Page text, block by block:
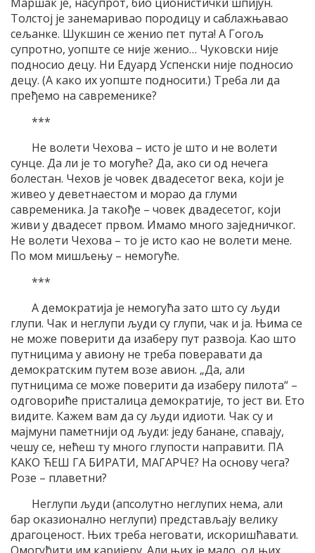
Толстој је занемаривао породицу и саблажњавао
сељанке. Шукшин се женио пет пута! А Гогољ
супротно, уопште се није женио… Чуковски није
подносио децу. Ни Едуард Успенски није подносио
децу. (А како их уопште подносити.) Треба ли да
пређемо на савременике?
***
Не волети Чехова – исто је што и не волети
сунце. Да ли је то могуће? Да, ако си од нечега
болестан. Чехов је човек двадесетог века, који је
живео у деветнаестом и морао да глуми
савременика. Ја такође – човек двадесетог, који
живи у двадесет првом. Имамо много заједничког.
Не волети Чехова – то је исто као не волети мене.
По мом мишљењу – немогуће.
***
А демократија је немогућа зато што су људи
глупи. Чак и неглупи људи су глупи, чак и ја. Њима се
не може поверити да изаберу пут развоја. Као што
путницима у авиону не треба поверавати да
демократским путем возе авион. „Да, али
путницима се може поверити да изаберу пилота“ –
одговориће присталица демократије, то јест ви. Ето
видите. Кажем вам да су људи идиоти. Чак су и
мајмуни паметнији од људи: једу банане, спавају,
чешу се, нећеш ту много глупости направити. ПА
КАКО ЋЕШ ГА БИРАТИ, МАГАРЧЕ? На основу чега?
Розе – плаветни?
Неглупи људи (апсолутно неглупих нема, али
бар оказионално неглупи) представљају велику
драгоценост. Њих треба неговати, искоришћавати.